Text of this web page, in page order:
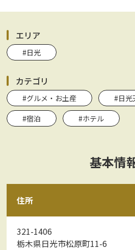
エリア
#日光
カテゴリ
#グルメ・お土産
#日光
#宿泊
#ホテル
基本情
住所
321-1406
栃木県日光市松原町11-6